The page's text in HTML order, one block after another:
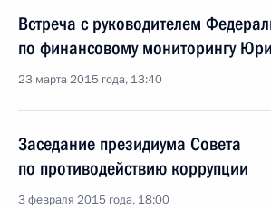
Встреча с руководителем
по финансовому мониторингу
23 марта 2015 года, 13:40
Заседание президиума Совета
по противодействию коррупции
3 февраля 2015 года, 18:00